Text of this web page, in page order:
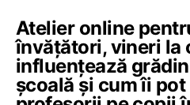
Atelier online
învățători, vineri la
influențează
școală și cum îi